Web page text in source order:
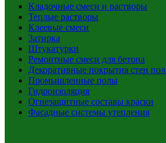
Кладочные смеси и растворы
Теплые растворы
Клеевые смеси
Затирка
Штукатурки
Ремонтные смеси для бетона
Декоративные покрытия стен
Промышленные полы
Гидроизоляция
Огнезащитные составы краски
Фасадные системы утепления